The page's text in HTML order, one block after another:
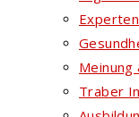
Traber